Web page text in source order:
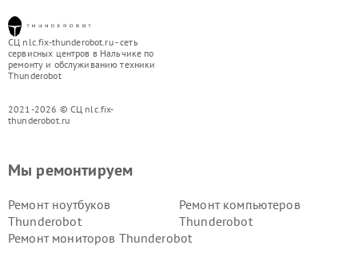
СЦ nlc.fix-thunderobot.ru - сеть
сервисных центров в Нальчике по
ремонту и обслуживанию техники
Thunderobot
2021-2026 © СЦ nlc.fix-
thunderobot.ru
Мы ремонтируем
Ремонт ноутбуков
Thunderobot
Ремонт компьютеров
Thunderobot
Ремонт мониторов Thunderobot